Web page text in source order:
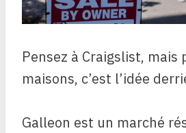
Pensez à Craigslist, mais
maisons, c’est l’idée
Galleon est un marché